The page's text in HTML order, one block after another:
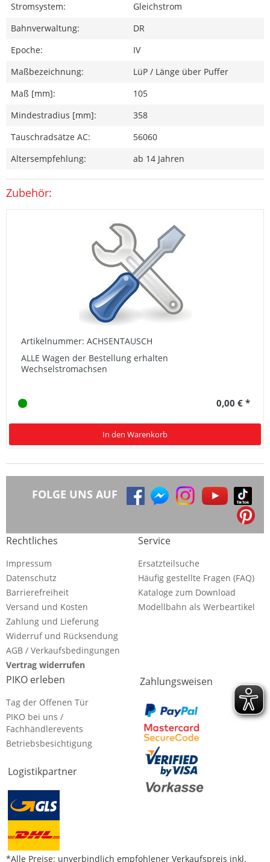
Stromsystem:
Gleichstrom
Bahnverwaltung:
DR
Epoche:
IV
Maßbezeichnung:
LüP / Länge über Puffer
Maß [mm]:
105
Mindestradius [mm]:
358
Tauschradsätze AC:
56060
Altersempfehlung:
ab 14 Jahren
Zubehör:
Artikelnummer: ACHSENTAUSCH
ALLE Wagen der Bestellung erhalten
Wechselstromachsen
0,00 € *
In den Warenkorb
FOLGE UNS AUF
Rechtliches
Impressum
Datenschutz
Barrierefreiheit
Versand und Kosten
Zahlung und Lieferung
Widerruf und Rücksendung
AGB / Verkaufsbedingungen
Vertrag widerrufen
Service
Ersatzteilsuche
Häufig gestellte Fragen (FAQ)
Kataloge zum Download
Modellbahn als Werbeartikel
PIKO erleben
Tag der Offenen Tür
PIKO bei uns /
Fachhändlerevents
Betriebsbesichtigung
Logistikpartner
Zahlungsweisen
*Alle Preise: unverbindlich empfohlener Verkaufspreis inkl.